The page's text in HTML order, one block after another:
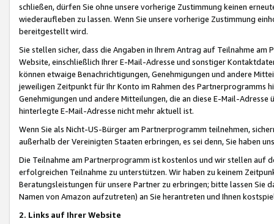
schließen, dürfen Sie ohne unsere vorherige Zustimmung keinen
wiederaufleben zu lassen. Wenn Sie unsere vorherige Zustimmung
bereitgestellt wird.
Sie stellen sicher, dass die Angaben in Ihrem Antrag auf Teilnahme
Website, einschließlich Ihrer E-Mail-Adresse und sonstiger
können etwaige Benachrichtigungen, Genehmigungen und andere
jeweiligen Zeitpunkt für Ihr Konto im Rahmen des Partnerprogramms
Genehmigungen und andere Mitteilungen, die an diese E-Mail-
hinterlegte E-Mail-Adresse nicht mehr aktuell ist.
Wenn Sie als Nicht-US-Bürger am Partnerprogramm teilnehmen,
außerhalb der Vereinigten Staaten erbringen, es sei denn, Sie haben
Die Teilnahme am Partnerprogramm ist kostenlos und wir stellen auf
erfolgreichen Teilnahme zu unterstützen. Wir haben zu keinem
Beratungsleistungen für unsere Partner zu erbringen; bitte lassen Sie
Namen von Amazon aufzutreten) an Sie herantreten und Ihnen
2. Links auf Ihrer Website